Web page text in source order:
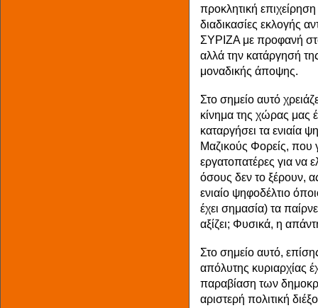
προκλητική
διαδικασίες εκλογής
ΣΥΡΙΖΑ με προφανή
αλλά την κατάργησή
μοναδικής άποψης.
Στο σημείο αυτό
κίνημα της χώρας μας
καταργήσει τα ενιαία
Μαζικούς Φορείς, που
εργατοπατέρες για να
όσους δεν το ξέρουν,
ενιαίο ψηφοδέλτιο
έχει σημασία) τα
αξίζει; Φυσικά, η
Στο σημείο αυτό,
απόλυτης κυριαρχίας
παραβίαση των
αριστερή πολιτική